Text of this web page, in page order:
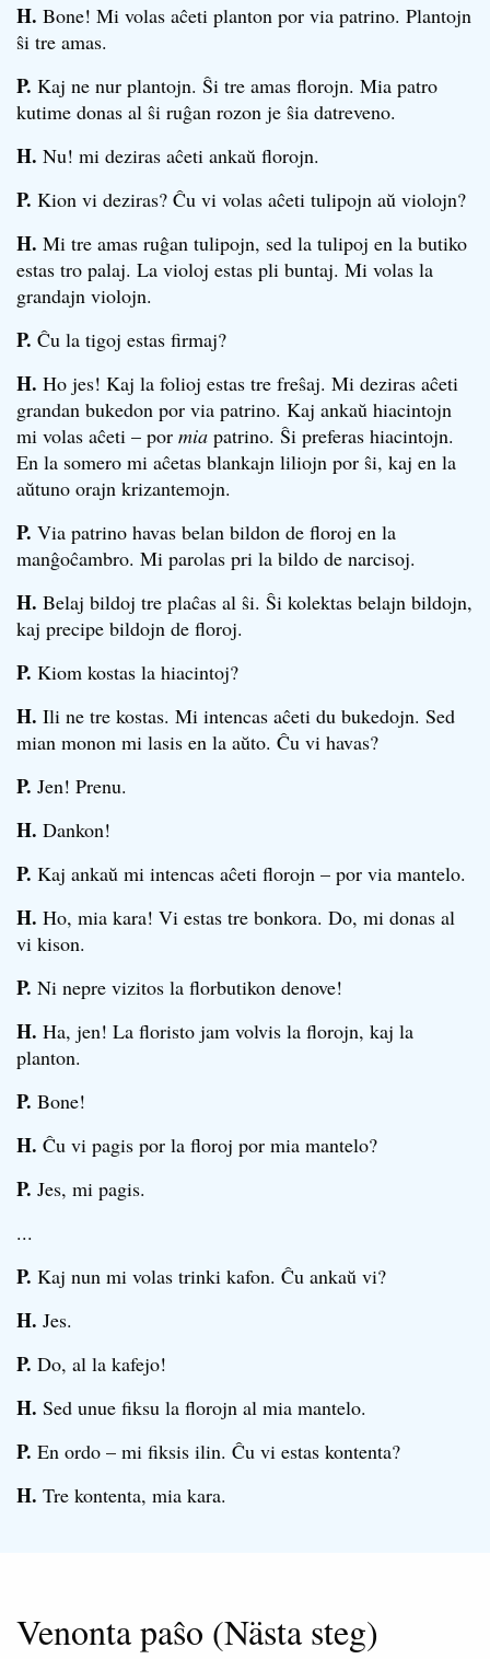
H. Bone! Mi volas aĉeti planton por via patrino. Plantojn
ŝi tre amas.
P. Kaj ne nur plantojn. Ŝi tre amas florojn. Mia patro
kutime donas al ŝi ruĝan rozon je ŝia datreveno.
H. Nu! mi deziras aĉeti ankaŭ florojn.
P. Kion vi deziras? Ĉu vi volas aĉeti tulipojn aŭ violojn?
H. Mi tre amas ruĝan tulipojn, sed la tulipoj en la butiko
estas tro palaj. La violoj estas pli buntaj. Mi volas la
grandajn violojn.
P. Ĉu la tigoj estas firmaj?
H. Ho jes! Kaj la folioj estas tre freŝaj. Mi deziras aĉeti
grandan bukedon por via patrino. Kaj ankaŭ hiacintojn
mi volas aĉeti – por mia patrino. Ŝi preferas hiacintojn.
En la somero mi aĉetas blankajn liliojn por ŝi, kaj en la
aŭtuno orajn krizantemojn.
P. Via patrino havas belan bildon de floroj en la
manĝoĉambro. Mi parolas pri la bildo de narcisoj.
H. Belaj bildoj tre plaĉas al ŝi. Ŝi kolektas belajn bildojn,
kaj precipe bildojn de floroj.
P. Kiom kostas la hiacintoj?
H. Ili ne tre kostas. Mi intencas aĉeti du bukedojn. Sed
mian monon mi lasis en la aŭto. Ĉu vi havas?
P. Jen! Prenu.
H. Dankon!
P. Kaj ankaŭ mi intencas aĉeti florojn – por via mantelo.
H. Ho, mia kara! Vi estas tre bonkora. Do, mi donas al
vi kison.
P. Ni nepre vizitos la florbutikon denove!
H. Ha, jen! La floristo jam volvis la florojn, kaj la
planton.
P. Bone!
H. Ĉu vi pagis por la floroj por mia mantelo?
P. Jes, mi pagis.
...
P. Kaj nun mi volas trinki kafon. Ĉu ankaŭ vi?
H. Jes.
P. Do, al la kafejo!
H. Sed unue fiksu la florojn al mia mantelo.
P. En ordo – mi fiksis ilin. Ĉu vi estas kontenta?
H. Tre kontenta, mia kara.
Venonta paŝo (Nästa steg)